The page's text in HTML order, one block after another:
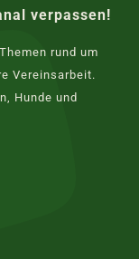
verpassen!
rund um
Vereinsarbeit.
Hunde und